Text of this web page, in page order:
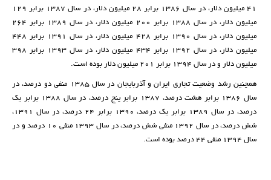
۴۱ میلیون دلار، در سال ۱۳۸۶ برابر ۲۸ میلیون دلار، در سال ۱۳۸۷ برابر ۱۲۹
میلیون دلار، در سال ۱۳۸۸ برابر ۲۰۰ میلیون دلار، در سال ۱۳۸۹ برابر ۲۶۴
میلیون دلار، در سال ۱۳۹۰ برابر ۴۲۸ میلیون دلار، در سال ۱۳۹۱ برابر ۴۴۸
میلیون دلار، در سال ۱۳۹۲ برابر ۴۳۴ میلیون دلار، در سال ۱۳۹۳ برابر ۳۹۸
میلیون دلار و در سال ۱۳۹۴ برابر ۲۰۱ میلیون دلار بوده است.
همچنین رشد وضعیت تجاری ایران و آذربایجان در سال ۱۳۸۵ منفی دو درصد، در
سال ۱۳۸۶ برابر هشت درصد، ۱۳۸۷ برابر پنج درصد، در سال ۱۳۸۸ برابر یک
درصد، در سال ۱۳۸۹ برابر یک درصد، ۱۳۹۰ برابر ۲۴ درصد، در سال ۱۳۹۱،
شش درصد، در سال ۱۳۹۲ منفی شش درصد، در سال ۱۳۹۳ منفی ۱۰ درصد و در
سال ۱۳۹۴ منفی ۴۴ درصد بوده است.